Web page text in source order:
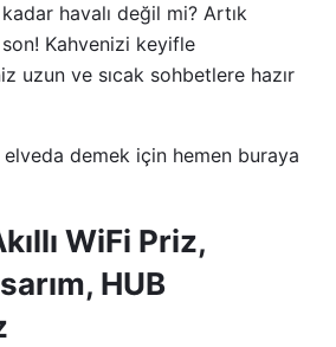
havalı değil mi? Artık
Kahvenizi keyifle
uzun ve sıcak sohbetlere hazır
demek için hemen buraya
WiFi Priz,
HUB